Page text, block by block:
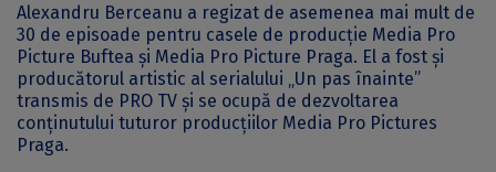
Alexandru Berceanu a regizat de asemenea mai mult de
30 de episoade pentru casele de producție Media Pro
Picture Buftea și Media Pro Picture Praga. El a fost și
producătorul artistic al serialului „Un pas înainte”
transmis de PRO TV și se ocupă de dezvoltarea
conținutului tuturor producțiilor Media Pro Pictures
Praga.